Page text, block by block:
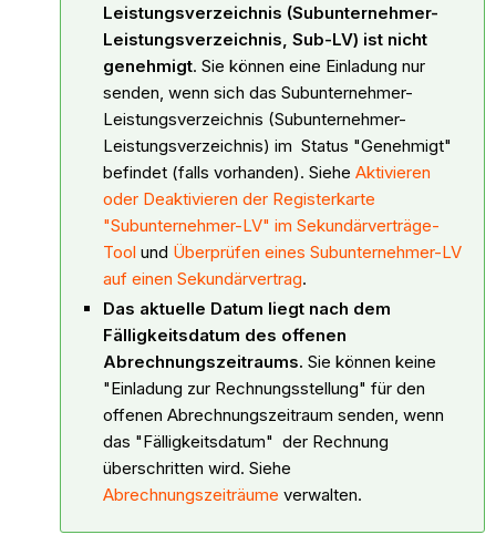
Leistungsverzeichnis (Subunternehmer-
Leistungsverzeichnis, Sub-LV) ist nicht
genehmigt. Sie können eine Einladung nur
senden, wenn sich das Subunternehmer-
Leistungsverzeichnis (Subunternehmer-
Leistungsverzeichnis) im Status "Genehmigt"
befindet (falls vorhanden). Siehe Aktivieren
oder Deaktivieren der Registerkarte
"Subunternehmer-LV" im Sekundärverträge-
Tool und Überprüfen eines Subunternehmer-LV
auf einen Sekundärvertrag.
Das aktuelle Datum liegt nach dem
Fälligkeitsdatum des offenen
Abrechnungszeitraums. Sie können keine
"Einladung zur Rechnungsstellung" für den
offenen Abrechnungszeitraum senden, wenn
das "Fälligkeitsdatum" der Rechnung
überschritten wird. Siehe
Abrechnungszeiträume verwalten.